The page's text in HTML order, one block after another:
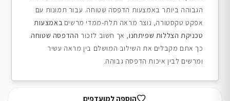
הגבוהה ביותר באמצעות הדפסה שטוחה. עבור תמונות עם
אפקט טקסטורה, נוצר מראה תלת-ממדי מרשים באמצעות
טכניקת הצללות שפיתחנו, אך חשוב לזכור ההדפסה שטוחה.
כך אתם מקבלים את השילוב המושלם בין מראה עשיר
ומרשים לבין איכות הדפסה גבוהה.
הוספה למועדפים